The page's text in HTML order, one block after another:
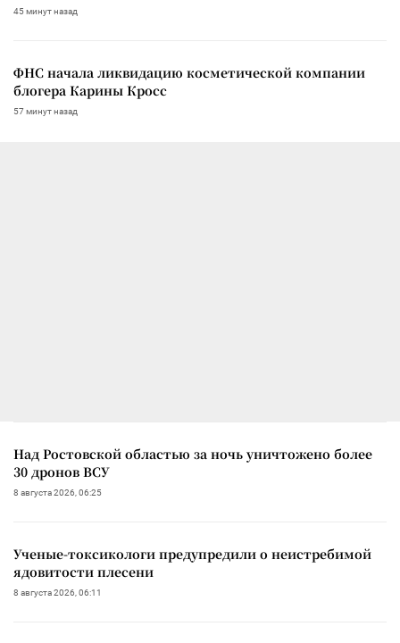
45 минут назад
ФНС начала ликвидацию косметической компании
блогера Карины Кросс
57 минут назад
Над Ростовской областью за ночь уничтожено более
30 дронов ВСУ
8 августа 2026, 06:25
Ученые-токсикологи предупредили о неистребимой
ядовитости плесени
8 августа 2026, 06:11